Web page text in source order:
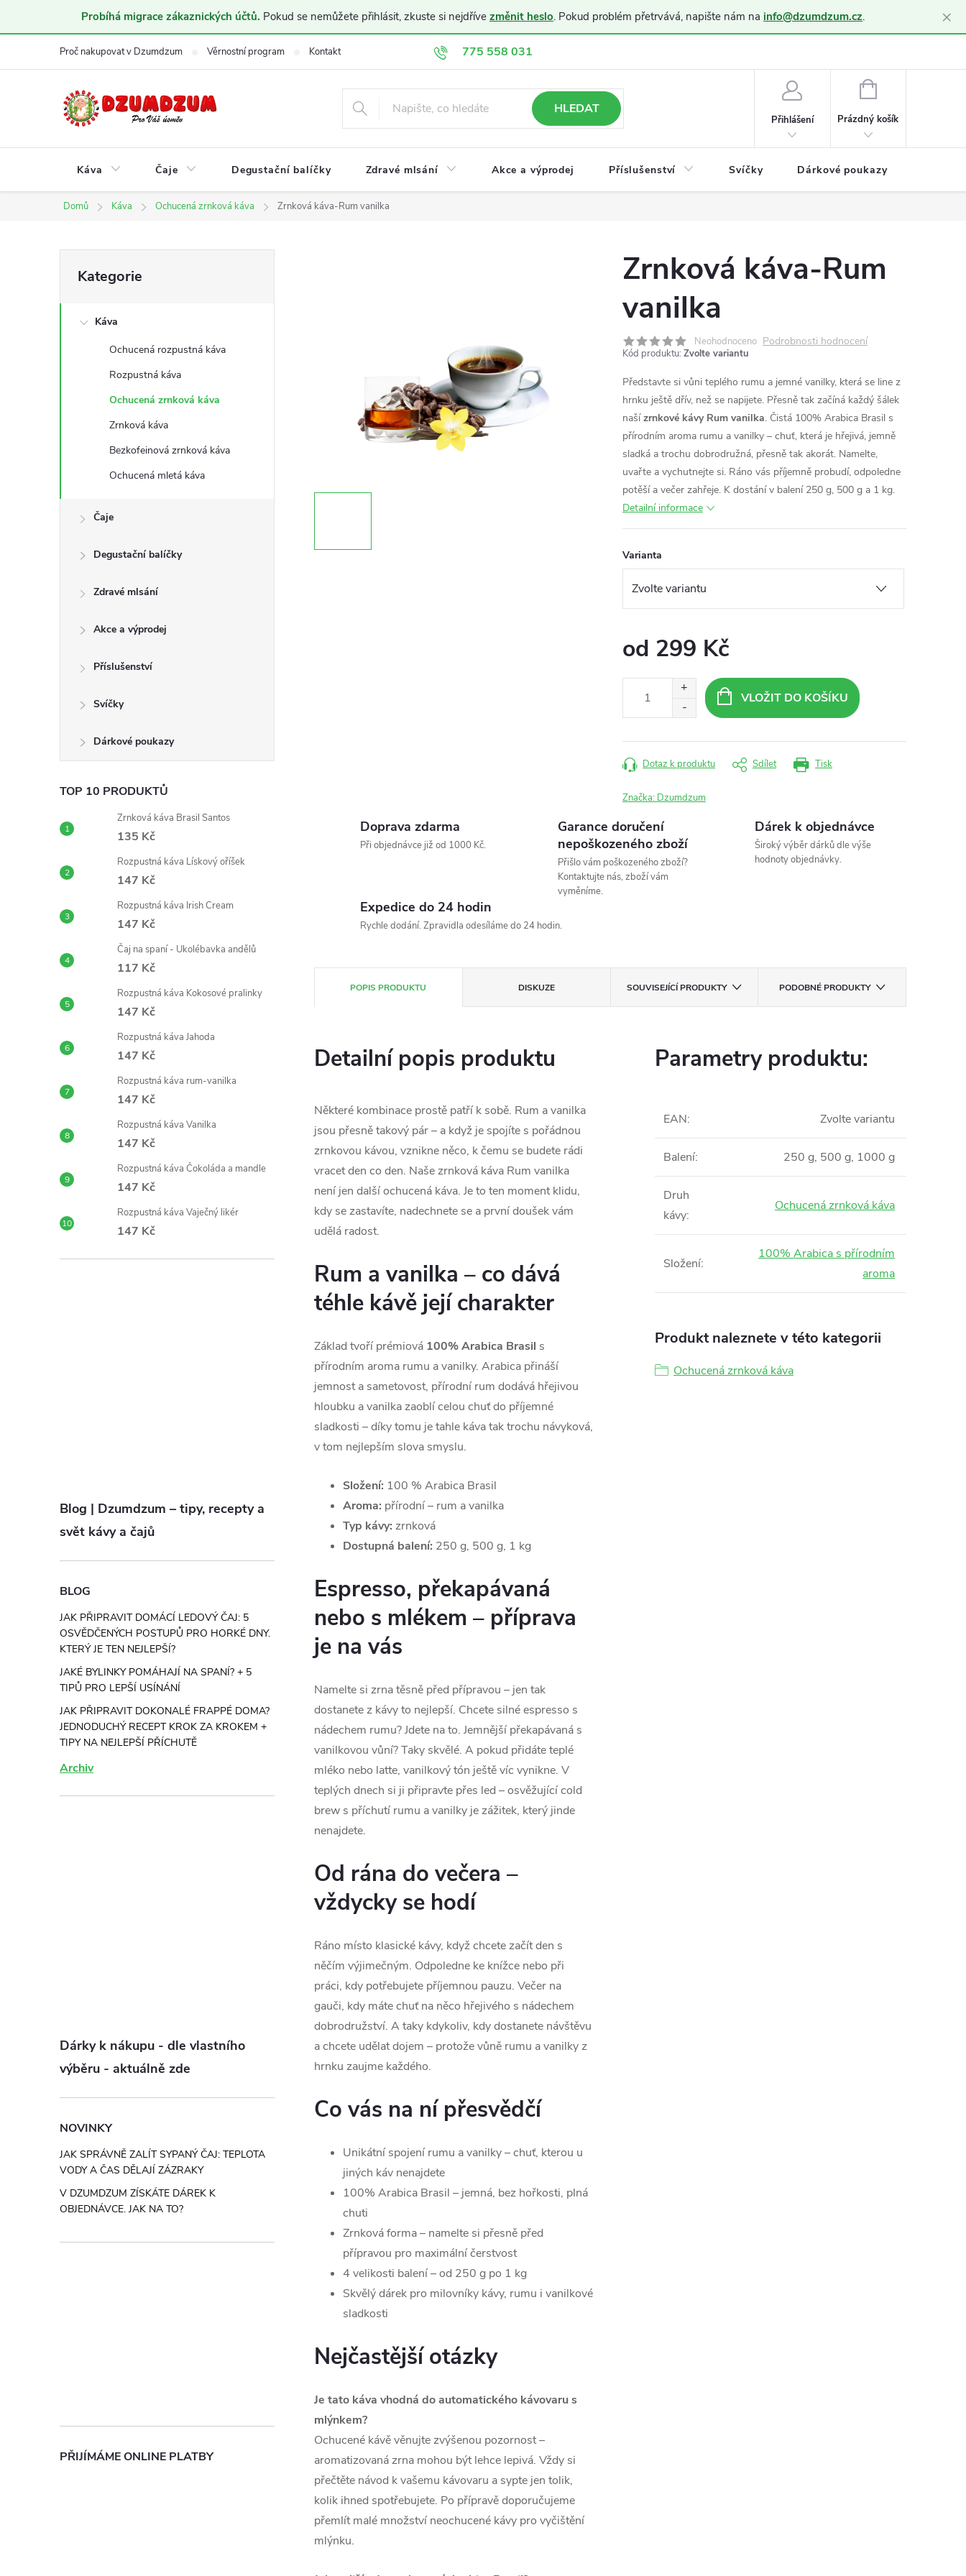
Probíhá migrace zákaznických účtů. Pokud se nemůžete přihlásit, zkuste si nejdříve změnit heslo. Pokud problém přetrvává, napište nám na info@dzumdzum.cz. ×
775 558 031
Proč nakupovat v Dzumdzum Věrnostní program Kontakt Doprava a platba Obchodní podmínky
HLEDAT
Přihlášení
NÁKUPNÍ
Prázdný košík
Káva Čaje Degustační balíčky Zdravé mlsání Akce a výprodej Příslušenství Svíčky Dárkové poukazy
Domů Káva Ochucená zrnková káva Zrnková káva-Rum vanilka
o
kategorie
Kategorie
Káva
Ochucená rozpustná káva
Rozpustná káva
Ochucená zrnková káva
Zrnková káva
Bezkofeinová zrnková káva
Ochucená mletá káva
Čaje
Degustační balíčky
Zdravé mlsání
Akce a výprodej
Příslušenství
Svíčky
Dárkové poukazy
TOP 10 PRODUKTŮ
Zrnková káva Brasil Santos
135 Kč
Rozpustná káva Lískový oříšek
147 Kč
Rozpustná káva Irish Cream
147 Kč
Čaj na spaní - Ukolébavka andělů
117 Kč
Rozpustná káva Kokosové pralinky
147 Kč
Rozpustná káva Jahoda
147 Kč
Rozpustná káva rum-vanilka
147 Kč
Rozpustná káva Vanilka
147 Kč
Rozpustná káva Čokoláda a mandle
147 Kč
Rozpustná káva Vaječný likér
147 Kč
Blog | Dzumdzum – tipy, recepty a
svět kávy a čajů
BLOG
JAK PŘIPRAVIT DOMÁCÍ LEDOVÝ ČAJ: 5
OSVĚDČENÝCH POSTUPŮ PRO HORKÉ DNY.
KTERÝ JE TEN NEJLEPŠÍ?
JAKÉ BYLINKY POMÁHAJÍ NA SPANÍ? + 5
TIPŮ PRO LEPŠÍ USÍNÁNÍ
JAK PŘIPRAVIT DOKONALÉ FRAPPÉ DOMA?
JEDNODUCHÝ RECEPT KROK ZA KROKEM +
TIPY NA NEJLEPŠÍ PŘÍCHUTĚ
Archiv
Dárky k nákupu - dle vlastního
výběru - aktuálně zde
NOVINKY
JAK SPRÁVNĚ ZALÍT SYPANÝ ČAJ: TEPLOTA
VODY A ČAS DĚLAJÍ ZÁZRAKY
V DZUMDZUM ZÍSKÁTE DÁREK K
OBJEDNÁVCE. JAK NA TO?
PŘIJÍMÁME ONLINE PLATBY
Zrnková káva-Rum
vanilka
Neohodnoceno Podrobnosti hodnocení
Kód produktu: Zvolte variantu
Představte si vůni teplého rumu a jemné vanilky, která se line z
hrnku ještě dřív, než se napijete. Přesně tak začíná každý šálek
našízrnkové kávy Rum vanilka. Čistá 100% Arabica Brasil s
přírodním aroma rumu a vanilky – chuť, která je hřejivá, jemně
sladká a trochu dobrodružná, přesně tak akorát. Namelte,
uvařte a vychutnejte si. Ráno vás příjemně probudí, odpoledne
potěší a večer zahřeje. K dostání v balení 250 g, 500 g a 1 kg.
Detailní informace
Varianta
od 299 Kč
VLOŽIT DO KOŠÍKU
Tisk
Dotaz k produktu Sdílet
Značka: Dzumdzum
Doprava zdarma
Při objednávce již od 1000 Kč.
Garance doručení
nepoškozeného zboží
Přišlo vám poškozeného zboží?
Kontaktujte nás, zboží vám
vyměníme.
Dárek k objednávce
Široký výběr dárků dle výše
hodnoty objednávky.
Expedice do 24 hodin
Rychle dodání. Zpravidla odesíláme do 24 hodin.
POPIS PRODUKTU DISKUZE SOUVISEJÍCÍ PRODUKTY PODOBNÉ PRODUKTY
Detailní popis produktu
Některé kombinace prostě patří k sobě. Rum a vanilka
jsou přesně takový pár – a když je spojíte s pořádnou
zrnkovou kávou, vznikne něco, k čemu se budete rádi
vracet den co den. Naše zrnková káva Rum vanilka
není jen další ochucená káva. Je to ten moment klidu,
kdy se zastavíte, nadechnete se a první doušek vám
udělá radost.
Rum a vanilka – co dává
téhle kávě její charakter
Základ tvoří prémiová 100% Arabica Brasil s
přírodním aroma rumu a vanilky. Arabica přináší
jemnost a sametovost, přírodní rum dodává hřejivou
hloubku a vanilka zaoblí celou chuť do příjemné
sladkosti – díky tomu je tahle káva tak trochu návyková,
v tom nejlepším slova smyslu.
Složení: 100 % Arabica Brasil
Aroma: přírodní – rum a vanilka
Typ kávy: zrnková
Dostupná balení: 250 g, 500 g, 1 kg
Espresso, překapávaná
nebo s mlékem – příprava
je na vás
Namelte si zrna těsně před přípravou – jen tak
dostanete z kávy to nejlepší. Chcete silné espresso s
nádechem rumu? Jdete na to. Jemnější překapávaná s
vanilkovou vůní? Taky skvělé. A pokud přidáte teplé
mléko nebo latte, vanilkový tón ještě víc vynikne. V
teplých dnech si ji připravte přes led – osvěžující cold
brew s příchutí rumu a vanilky je zážitek, který jinde
nenajdete.
Od rána do večera –
vždycky se hodí
Ráno místo klasické kávy, když chcete začít den s
něčím výjimečným. Odpoledne ke knížce nebo při
práci, kdy potřebujete příjemnou pauzu. Večer na
gauči, kdy máte chuť na něco hřejivého s nádechem
dobrodružství. A taky kdykoliv, kdy dostanete návštěvu
a chcete udělat dojem – protože vůně rumu a vanilky z
hrnku zaujme každého.
Co vás na ní přesvědčí
Unikátní spojení rumu a vanilky – chuť, kterou u
jiných káv nenajdete
100% Arabica Brasil – jemná, bez hořkosti, plná
chuti
Zrnková forma – namelte si přesně před
přípravou pro maximální čerstvost
4 velikosti balení – od 250 g po 1 kg
Skvělý dárek pro milovníky kávy, rumu i vanilkové
sladkosti
Nejčastější otázky
Je tato káva vhodná do automatického kávovaru s
mlýnkem?
Ochucené kávě věnujte zvýšenou pozornost –
aromatizovaná zrna mohou být lehce lepivá. Vždy si
přečtěte návod k vašemu kávovaru a sypte jen tolik,
kolik ihned spotřebujete. Po přípravě doporučujeme
přemlít malé množství neochucené kávy pro vyčištění
mlýnku.
Parametry produktu:
EAN: Zvolte variantu
Balení: 250 g, 500 g, 1000 g
Druh
kávy:
Ochucená zrnková káva
Složení:
100% Arabica s přírodním
aroma
Produkt naleznete v této kategorii
Ochucená zrnková káva